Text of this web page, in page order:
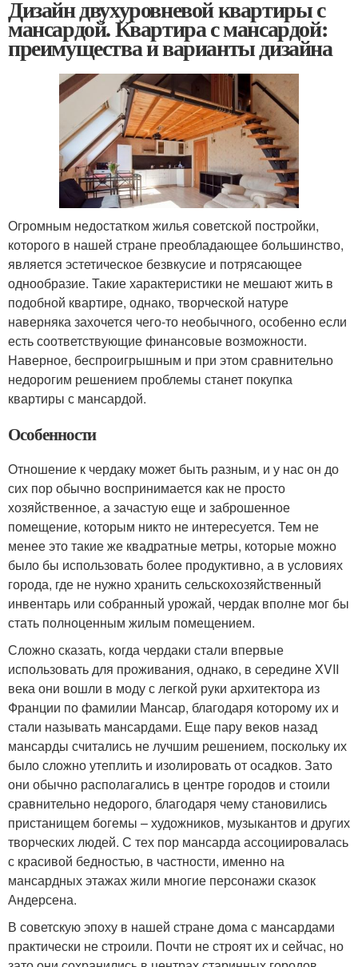
Дизайн двухуровневой квартиры с
мансардой. Квартира с мансардой:
преимущества и варианты дизайна
Огромным недостатком жилья советской постройки,
которого в нашей стране преобладающее большинство,
является эстетическое безвкусие и потрясающее
однообразие. Такие характеристики не мешают жить в
подобной квартире, однако, творческой натуре
наверняка захочется чего-то необычного, особенно если
есть соответствующие финансовые возможности.
Наверное, беспроигрышным и при этом сравнительно
недорогим решением проблемы станет покупка
квартиры с мансардой.
Особенности
Отношение к чердаку может быть разным, и у нас он до
сих пор обычно воспринимается как не просто
хозяйственное, а зачастую еще и заброшенное
помещение, которым никто не интересуется. Тем не
менее это такие же квадратные метры, которые можно
было бы использовать более продуктивно, а в условиях
города, где не нужно хранить сельскохозяйственный
инвентарь или собранный урожай, чердак вполне мог бы
стать полноценным жилым помещением.
Сложно сказать, когда чердаки стали впервые
использовать для проживания, однако, в середине XVII
века они вошли в моду с легкой руки архитектора из
Франции по фамилии Мансар, благодаря которому их и
стали называть мансардами. Еще пару веков назад
мансарды считались не лучшим решением, поскольку их
было сложно утеплить и изолировать от осадков. Зато
они обычно располагались в центре городов и стоили
сравнительно недорого, благодаря чему становились
пристанищем богемы – художников, музыкантов и других
творческих людей. С тех пор мансарда ассоциировалась
с красивой бедностью, в частности, именно на
мансардных этажах жили многие персонажи сказок
Андерсена.
В советскую эпоху в нашей стране дома с мансардами
практически не строили. Почти не строят их и сейчас, но